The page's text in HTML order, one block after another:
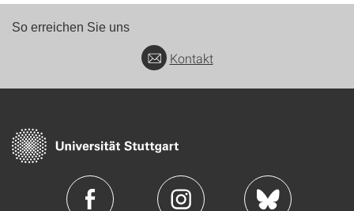
So erreichen Sie uns
Kontakt